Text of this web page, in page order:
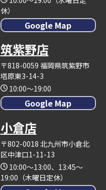
休）
Google Map
筑紫野店
〒818-0059 福岡県筑紫野市
塔原東3-14-3
10:00～19:00
Google Map
小倉店
〒802-0018 北九州市小倉北
区中津口1-11-13
10:00～13:00、13:45～
19:00（木曜日定休）